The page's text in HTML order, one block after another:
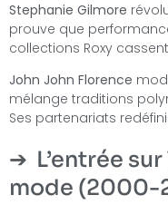
Stephanie Gilmore
prouve que
collections Roxy
John John Florence
mélange traditions
Ses partenariats
L’entrée
mode (2000-